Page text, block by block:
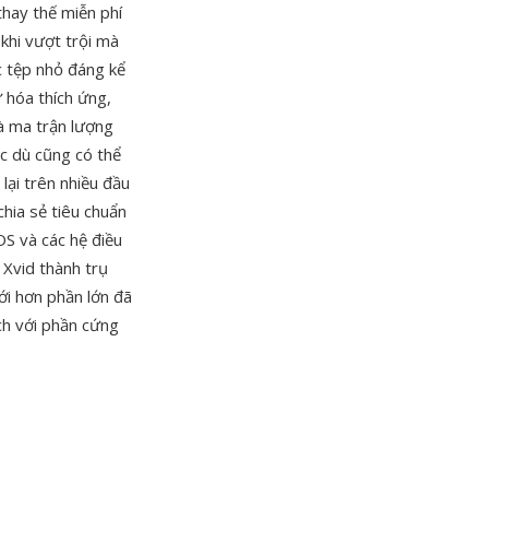
thế miễn phí
vượt trội mà
tệp nhỏ đáng kể
thích ứng,
ma trận lượng
dù cũng có thể
trên nhiều đầu
sẻ tiêu chuẩn
và các hệ điều
thành trụ
hơn phần lớn đã
với phần cứng